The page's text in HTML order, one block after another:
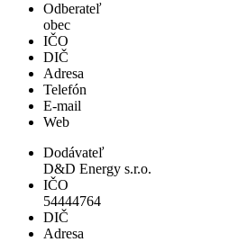
Odberateľ
obec
IČO
DIČ
Adresa
Telefón
E-mail
Web
Dodávateľ
D&D Energy s.r.o.
IČO
54444764
DIČ
Adresa